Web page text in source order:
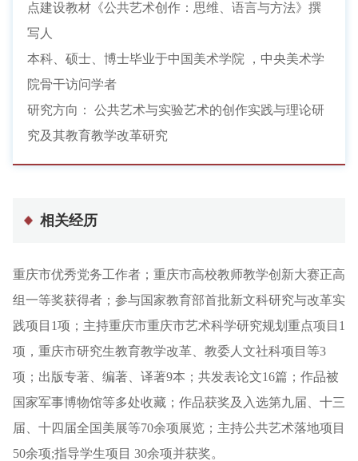
点建设教材《公共艺术创作：思维、语言与方法》撰
写人
本科、硕士、博士毕业于中国美术学院 ，中央美术学
院骨干访问学者
研究方向： 公共艺术与实验艺术的创作实践与理论研
究及其教育教学改革研究
相关经历
重庆市优秀党务工作者 ； 重庆市高校教师教学创新大赛正高
组一等奖获得者 ； 参与国家教育部首批新文科研究与改革实
践项目 1项；主持重庆市重庆市艺术科学研究规划重点项目1
项，重庆市研究生教育教学改革、教委人文社科项目等3
项；出版专著、编著、译著9本；共发表论文16篇；作品被
国家军事博物馆等多处收藏；作品获奖及 入选第九届、十三
届、十四届全国美展等70余项展览 ； 主持公共艺术落地项目
50余项;指导学生项目 30余项并获奖。